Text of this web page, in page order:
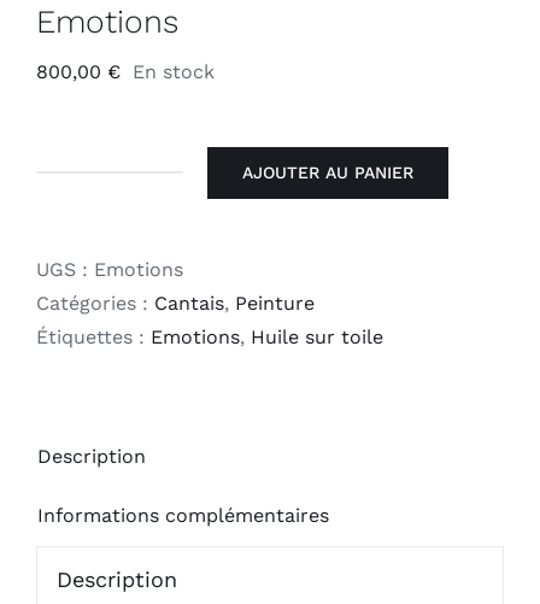
Emotions
800,00 € En stock
AJOUTER AU PANIER
UGS : Emotions
Catégories : Cantais, Peinture
Étiquettes : Emotions, Huile sur toile
Description
Informations complémentaires
Description